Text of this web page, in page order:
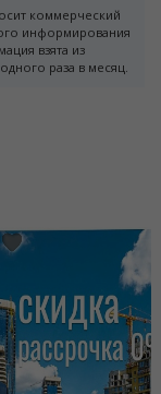
коммерческий
информирования
взята из
раза в месяц.